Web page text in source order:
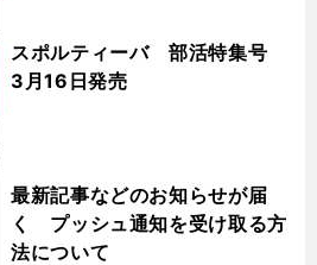
スポルティーバ 部活特集号
3月16日発売
最新記事などのお知らせが届
く プッシュ通知を受け取る方
法について